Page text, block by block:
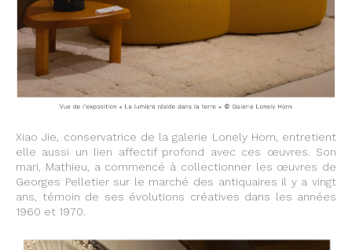
Xiao Jie, conservatrice de la galerie Lonely Horn, entretient
elle aussi un lien affectif profond avec ces œuvres. Son
mari, Mathieu, a commencé à collectionner les œuvres de
Georges Pelletier sur le marché des antiquaires il y a vingt
ans, témoin de ses évolutions créatives dans les années
1960 et 1970.